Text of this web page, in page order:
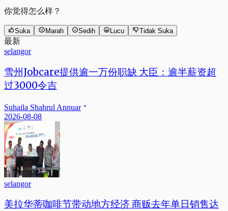
你觉得怎么样？
Suka Marah Sedih Lucu Tidak Suka
最新
selangor
雪州Jobcare提供逾一万份职缺 大臣：逾半薪资超
过3000令吉
Suhaila Shahrul Annuar
2026-08-08
selangor
美拉华蒂咖啡节带动地方经济 商贩去年单日销售达